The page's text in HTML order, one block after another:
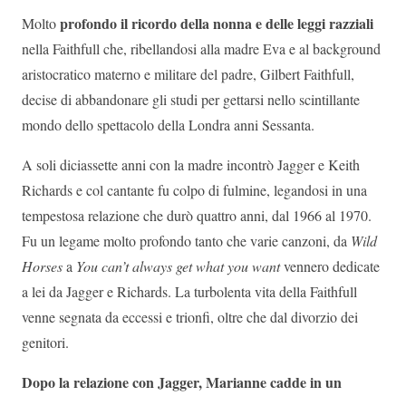
Moltoprofondo il ricordo della nonna e delle leggi razziali
nella Faithfull che, ribellandosi alla madre Eva e al background
aristocratico materno e militare del padre, Gilbert Faithfull,
decise di abbandonare gli studi per gettarsi nello scintillante
mondo dello spettacolo della Londra anni Sessanta.
A soli diciassette anni con la madre incontrò Jagger e Keith
Richards e col cantante fu colpo di fulmine, legandosi in una
tempestosa relazione che durò quattro anni, dal 1966 al 1970.
Fu un legame molto profondo tanto che varie canzoni, da Wild
Horsesa You can’t always get what you wantvennero dedicate
a lei da Jagger e Richards. La turbolenta vita della Faithfull
venne segnata da eccessi e trionfi, oltre che dal divorzio dei
genitori.
Dopo la relazione con Jagger, Marianne cadde in un